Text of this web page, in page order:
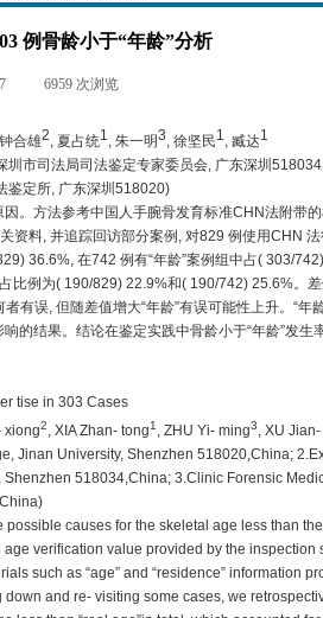
例骨龄小于“年龄”分析
6959 次浏览
钟合雄2, 夏占统1, 朱一明3, 徐坚民1, 臧达1
圳市司法局司法鉴定专家委员会, 广东深圳
鉴定所, 广东深圳 518020)
因。方法参考中国人手腕骨发育标准CHN法附带
资料, 并追踪回访部分案例 , 对829 例使用CHN
36.6%, 在742 例有“年龄”案例组中占( 303/
比例为( 190/829) 22.9%和( 190/742) 25.6%。
者有误, 但随差值增大“年龄”有误可能性上升。“年
的结果。结论在鉴定实践中骨龄小于“年龄”发生
tise in 303 Cases
xiong2, XIA Zhan- tong1 , ZHU Yi- ming3, XU
Jinan University, Shenzhen 518020,China;
518034,China; 3.Clinic Forensic
causes for the skeletal age less than the
verification value provided by the inspection
such as “age” and “residence” information
and re- visiting some cases, we